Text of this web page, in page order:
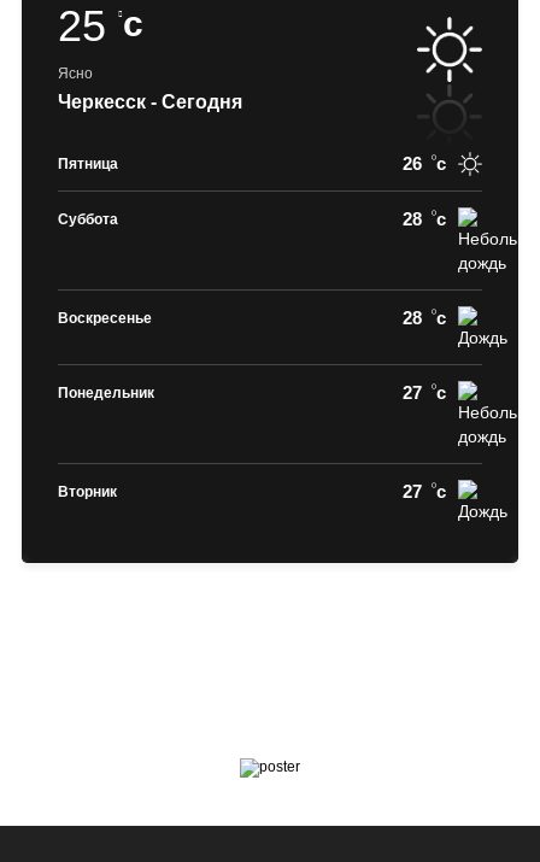
25 c
Ясно
Черкесск - Сегодня
Пятница 26 c
Суббота 28 c
Воскресенье 28 c
Понедельник 27 c
Вторник 27 c